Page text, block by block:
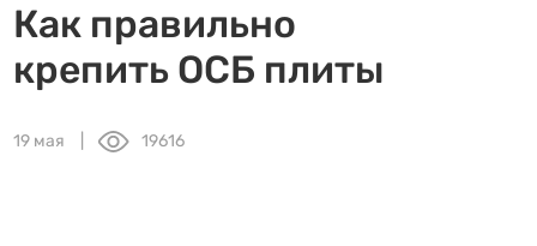
Как правильно
крепить ОСБ плиты
19 мая 19616